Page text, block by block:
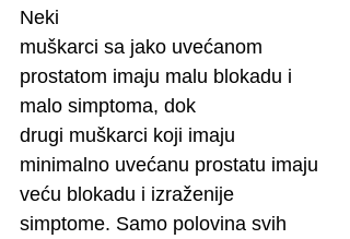
Neki
muškarci sa jako uvećanom
prostatom imaju malu blokadu i
malo simptoma, dok
drugi muškarci koji imaju
minimalno uvećanu prostatu imaju
veću blokadu i izraženije
simptome. Samo polovina svih